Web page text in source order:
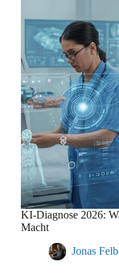
KI-Diagnose 2026:
Macht
Jonas